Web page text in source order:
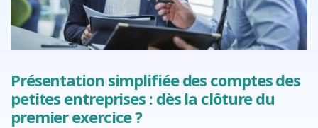
Présentation simplifiée des comptes des
petites entreprises : dès la clôture du
premier exercice ?